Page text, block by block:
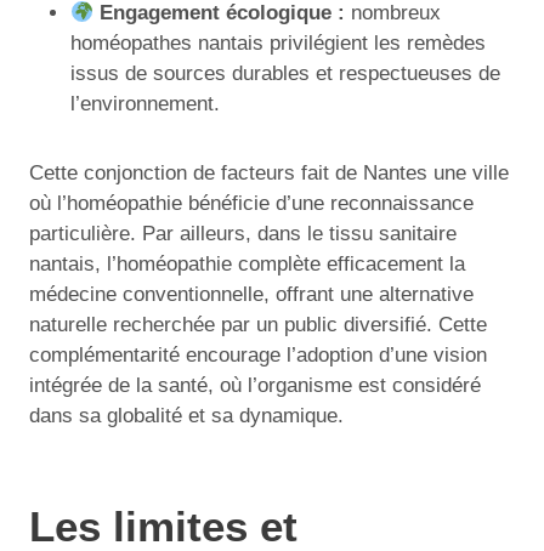
Engagement écologique : nombreux
homéopathes nantais privilégient les remèdes
issus de sources durables et respectueuses de
l’environnement.
Cette conjonction de facteurs fait de Nantes une ville
où l’homéopathie bénéficie d’une reconnaissance
particulière. Par ailleurs, dans le tissu sanitaire
nantais, l’homéopathie complète efficacement la
médecine conventionnelle, offrant une alternative
naturelle recherchée par un public diversifié. Cette
complémentarité encourage l’adoption d’une vision
intégrée de la santé, où l’organisme est considéré
dans sa globalité et sa dynamique.
Les limites et